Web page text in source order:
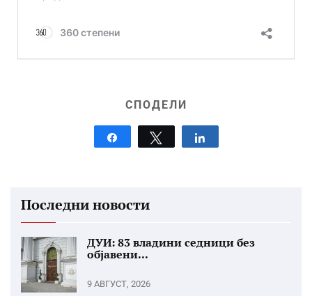
СПОДЕЛИ
Tweet
Последни новости
ДУИ: 83 владини седници без
објавени...
9 АВГУСТ, 2026